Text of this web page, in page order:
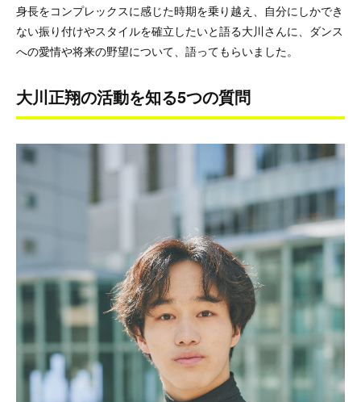
身長をコンプレックスに感じた時期を乗り越え、自分にしかでき
ない振り付けやスタイルを確立したいと語る大川さんに、ダンス
への愛情や将来の野望について、語ってもらいました。
大川正翔の活動を知る5つの質問